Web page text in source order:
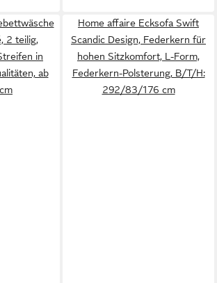
2 teilig,
in
ab
Home affaire Ecksofa Swift
Scandic Design, Federkern für
hohen Sitzkomfort, L-Form,
Federkern-Polsterung, B/T/H:
292/83/176 cm